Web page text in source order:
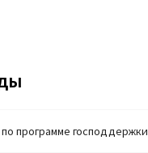
программе господдержки